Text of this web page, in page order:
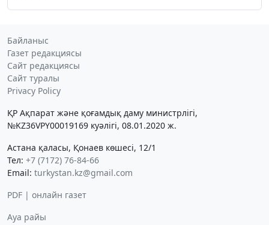
Байланыс
Газет редакциясы
Сайт редакциясы
Сайт туралы
Privacy Policy
ҚР Ақпарат және қоғамдық даму министрлігі,
№KZ36VPY00019169 куәлігі, 08.01.2020 ж.
Астана қаласы, Қонаев көшесі, 12/1
Тел: +7 (7172) 76-84-66
Email: turkystan.kz@gmail.com
PDF | онлайн газет
Ауа райы